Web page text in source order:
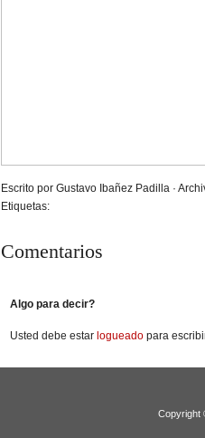
Escrito por Gustavo Ibañez Padilla ·
Etiquetas:
Comentarios
Algo para decir?
Usted debe estar logueado para
Copyright